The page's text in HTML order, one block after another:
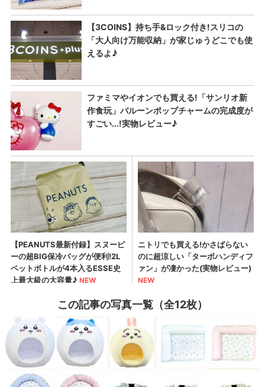
この記事の写真一覧（全12枚）